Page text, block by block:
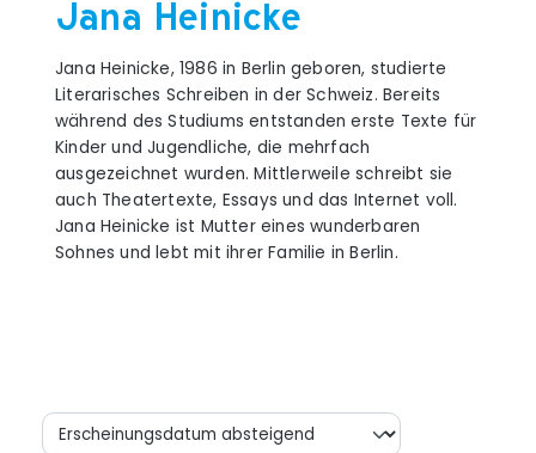
Jana Heinicke
Jana Heinicke, 1986 in Berlin geboren, studierte
Literarisches Schreiben in der Schweiz. Bereits
während des Studiums entstanden erste Texte für
Kinder und Jugendliche, die mehrfach
ausgezeichnet wurden. Mittlerweile schreibt sie
auch Theatertexte, Essays und das Internet voll.
Jana Heinicke ist Mutter eines wunderbaren
Sohnes und lebt mit ihrer Familie in Berlin.